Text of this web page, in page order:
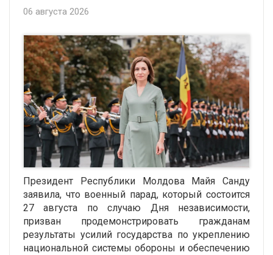
06 августа 2026
Президент Республики Молдова Майя Санду
заявила, что военный парад, который состоится
27 августа по случаю Дня независимости,
призван продемонстрировать гражданам
результаты усилий государства по укреплению
национальной системы обороны и обеспечению